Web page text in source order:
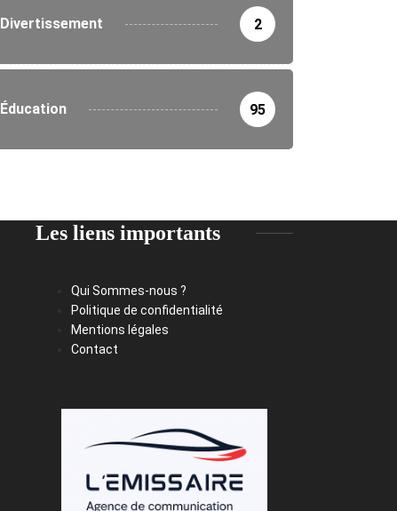
Divertissement 2
Éducation 95
Les liens importants
Qui Sommes-nous ?
Politique de confidentialité
Mentions légales
Contact